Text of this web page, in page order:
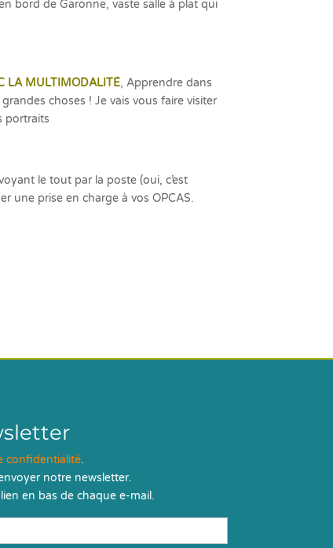
bord de Garonne, vaste salle à plat qui
LA MULTIMODALITÉ, Apprendre dans
choses ! Je vais vous faire visiter
portraits
le tout par la poste (oui, c’est
une prise en charge à vos OPCAS.
confidentialité.
notre newsletter.
en bas de chaque e-mail.